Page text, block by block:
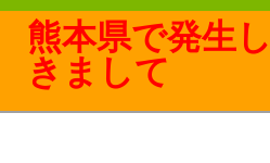
熊本県で発生
きまして